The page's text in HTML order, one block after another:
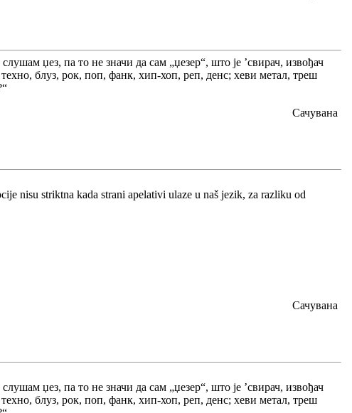
џез, па то не значи да сам „џезер“, што је ’свирач, извођач
блуз, рок, поп, фанк, хип-хоп, реп, денс; хеви метал, треш
Сачувана
nisu striktna kada strani apelativi ulaze u naš jezik, za razliku od
Сачувана
џез, па то не значи да сам „џезер“, што је ’свирач, извођач
блуз, рок, поп, фанк, хип-хоп, реп, денс; хеви метал, треш